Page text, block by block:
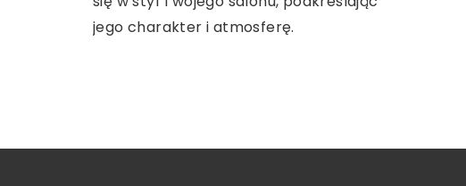
swoją przygodę z nordic walking już dziś.
jego charakter i atmosferę.
efektywności energetycznej i